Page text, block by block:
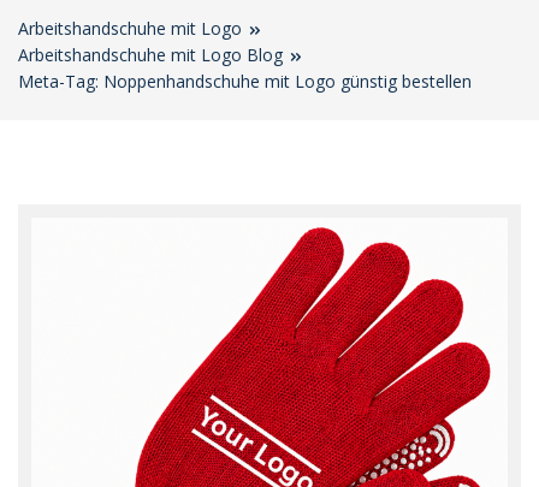
Arbeitshandschuhe mit Logo
Arbeitshandschuhe mit Logo Blog
Meta-Tag: Noppenhandschuhe mit Logo günstig bestellen